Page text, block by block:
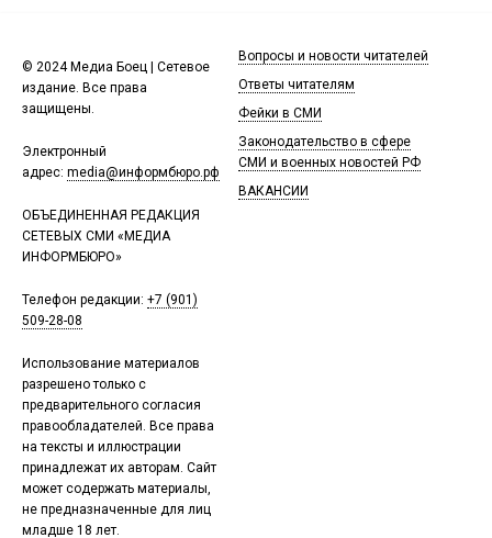
© 2024 Медиа Боец | Сетевое
издание. Все права
защищены.
Электронный
адрес: media@информбюро.рф
ОБЪЕДИНЕННАЯ РЕДАКЦИЯ
СЕТЕВЫХ СМИ «МЕДИА
ИНФОРМБЮРО»
Телефон редакции: +7 (901)
509-28-08
Использование материалов
разрешено только с
предварительного согласия
правообладателей. Все права
на тексты и иллюстрации
принадлежат их авторам. Сайт
может содержать материалы,
не предназначенные для лиц
младше 18 лет.
Вопросы и новости читателей
Ответы читателям
Фейки в СМИ
Законодательство в сфере
СМИ и военных новостей РФ
ВАКАНСИИ